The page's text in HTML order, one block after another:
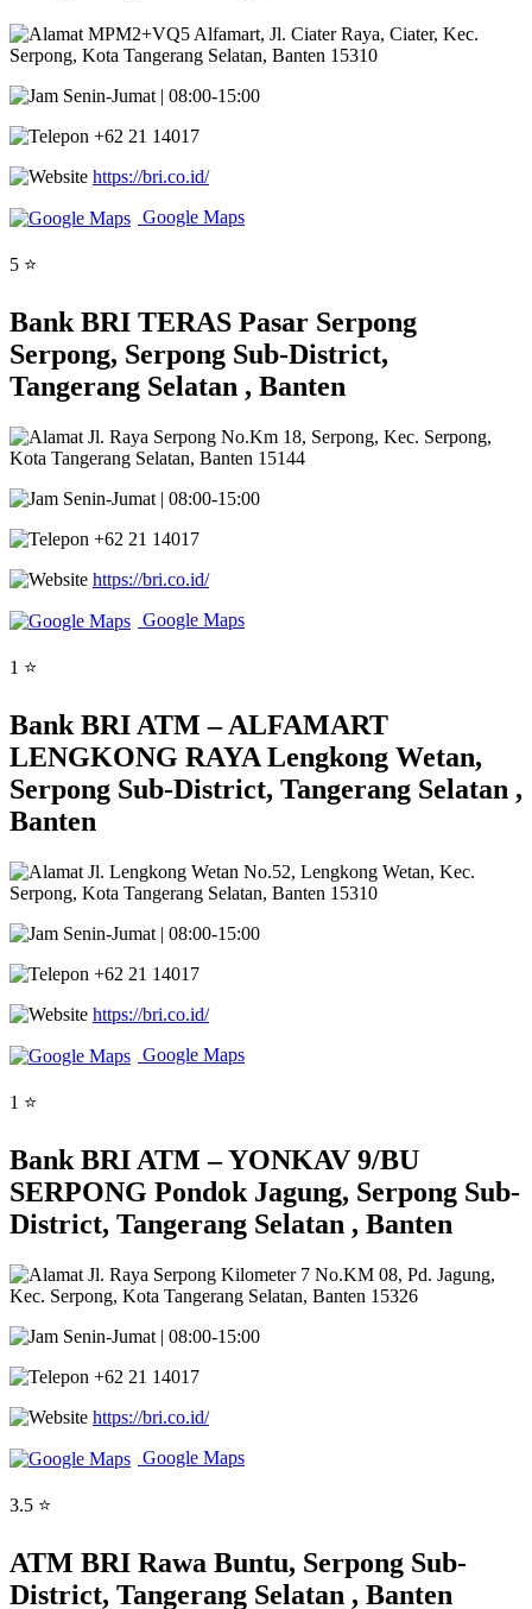
MPM2+VQ5 Alfamart, Jl. Ciater Raya, Ciater, Kec.
Serpong, Kota Tangerang Selatan, Banten 15310
Senin-Jumat | 08:00-15:00
+62 21 14017
https://bri.co.id/
Google Maps
5 ⭐
Bank BRI TERAS Pasar Serpong
Serpong, Serpong Sub-District,
Tangerang Selatan , Banten
Jl. Raya Serpong No.Km 18, Serpong, Kec. Serpong,
Kota Tangerang Selatan, Banten 15144
Senin-Jumat | 08:00-15:00
+62 21 14017
https://bri.co.id/
Google Maps
1 ⭐
Bank BRI ATM – ALFAMART
LENGKONG RAYA Lengkong Wetan,
Serpong Sub-District, Tangerang Selatan ,
Banten
Jl. Lengkong Wetan No.52, Lengkong Wetan, Kec.
Serpong, Kota Tangerang Selatan, Banten 15310
Senin-Jumat | 08:00-15:00
+62 21 14017
https://bri.co.id/
Google Maps
1 ⭐
Bank BRI ATM – YONKAV 9/BU
SERPONG Pondok Jagung, Serpong Sub-
District, Tangerang Selatan , Banten
Jl. Raya Serpong Kilometer 7 No.KM 08, Pd. Jagung,
Kec. Serpong, Kota Tangerang Selatan, Banten 15326
Senin-Jumat | 08:00-15:00
+62 21 14017
https://bri.co.id/
Google Maps
3.5 ⭐
ATM BRI Rawa Buntu, Serpong Sub-
District, Tangerang Selatan , Banten